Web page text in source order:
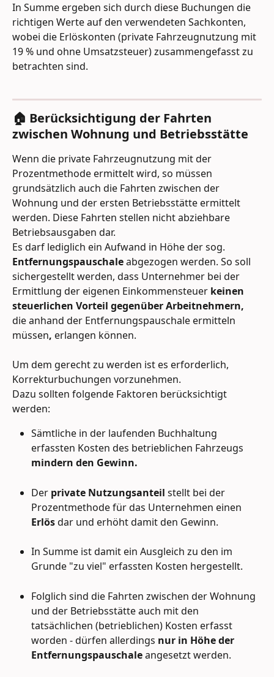
In Summe ergeben sich durch diese Buchungen die
richtigen Werte auf den verwendeten Sachkonten,
wobei die Erlöskonten (private Fahrzeugnutzung mit
19 % und ohne Umsatzsteuer) zusammengefasst zu
betrachten sind.
🏠 Berücksichtigung der Fahrten
zwischen Wohnung und Betriebsstätte
Wenn die private Fahrzeugnutzung mit der
Prozentmethode ermittelt wird, so müssen
grundsätzlich auch die Fahrten zwischen der
Wohnung und der ersten Betriebsstätte ermittelt
werden. Diese Fahrten stellen nicht abziehbare
Betriebsausgaben dar.
Es darf lediglich ein Aufwand in Höhe der sog.
Entfernungspauschale abgezogen werden. So soll
sichergestellt werden, dass Unternehmer bei der
Ermittlung der eigenen Einkommensteuer keinen
steuerlichen Vorteil gegenüber Arbeitnehmern,
die anhand der Entfernungspauschale ermitteln
müssen, erlangen können.
Um dem gerecht zu werden ist es erforderlich,
Korrekturbuchungen vorzunehmen.
Dazu sollten folgende Faktoren berücksichtigt
werden:
Sämtliche in der laufenden Buchhaltung
erfassten Kosten des betrieblichen Fahrzeugs
mindern den Gewinn.
Der private Nutzungsanteil stellt bei der
Prozentmethode für das Unternehmen einen
Erlös dar und erhöht damit den Gewinn.
In Summe ist damit ein Ausgleich zu den im
Grunde "zu viel" erfassten Kosten hergestellt.
Folglich sind die Fahrten zwischen der Wohnung
und der Betriebsstätte auch mit den
tatsächlichen (betrieblichen) Kosten erfasst
worden - dürfen allerdings nur in Höhe der
Entfernungspauschale angesetzt werden.